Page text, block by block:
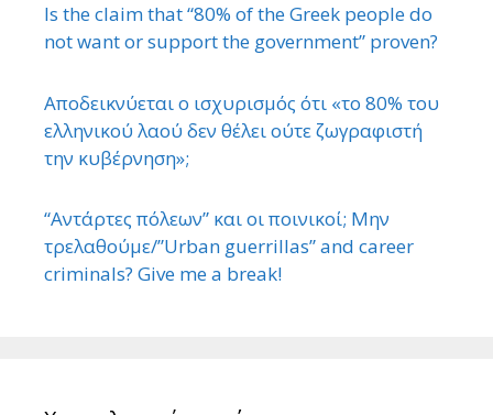
Is the claim that “80% of the Greek people do
not want or support the government” proven?
Αποδεικνύεται ο ισχυρισμός ότι «το 80% του
ελληνικού λαού δεν θέλει ούτε ζωγραφιστή
την κυβέρνηση»;
“Αντάρτες πόλεων” και οι ποινικοί; Μην
τρελαθούμε/”Urban guerrillas” and career
criminals? Give me a break!